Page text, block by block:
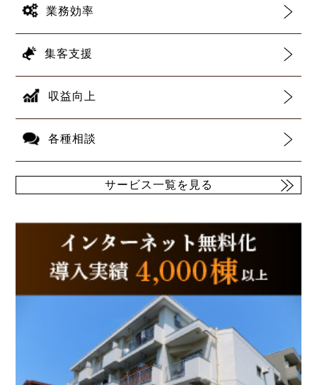
業務効率
集客支援
収益向上
各種相談
サービス一覧を見る